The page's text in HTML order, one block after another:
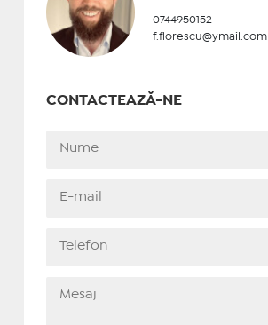
0744950152
f.florescu@ymail.com
CONTACTEAZĂ-NE